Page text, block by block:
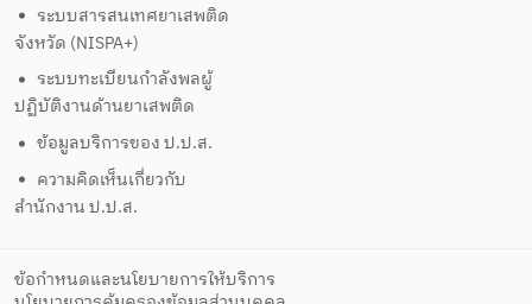
ระบบสารสนเทศยาเสพติด
จังหวัด (NISPA+)
ระบบทะเบียนกำลังพลผู้
ปฏิบัติงานด้านยาเสพติด
ข้อมูลบริการของ ป.ป.ส.
ความคิดเห็นเกี่ยวกับ
สำนักงาน ป.ป.ส.
ข้อกำหนดและนโยบายการให้บริการ